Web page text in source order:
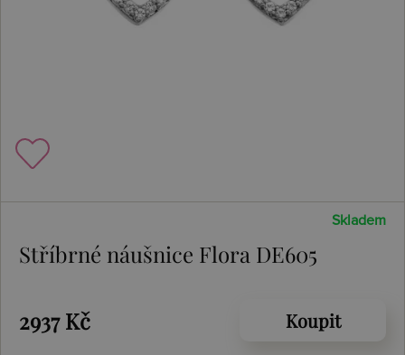
Skladem
Stříbrné náušnice Flora DE605
2937 Kč Koupit